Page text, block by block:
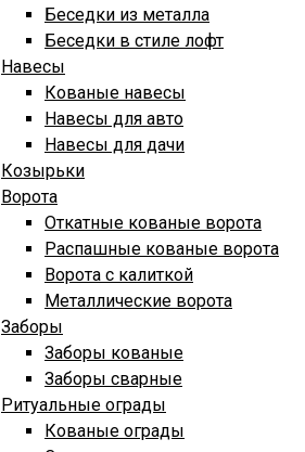
Беседки из металла
Беседки в стиле лофт
Навесы
Кованые навесы
Навесы для авто
Навесы для дачи
Козырьки
Ворота
Откатные кованые ворота
Распашные кованые ворота
Ворота с калиткой
Металлические ворота
Заборы
Заборы кованые
Заборы сварные
Ритуальные ограды
Кованые ограды